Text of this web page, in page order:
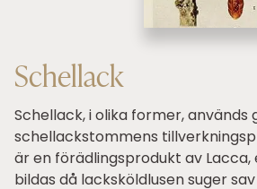
Schellack
Schellack, i olika former, används
schellackstommens
är en förädlingsprodukt av
bildas då lacksköldlusen suger